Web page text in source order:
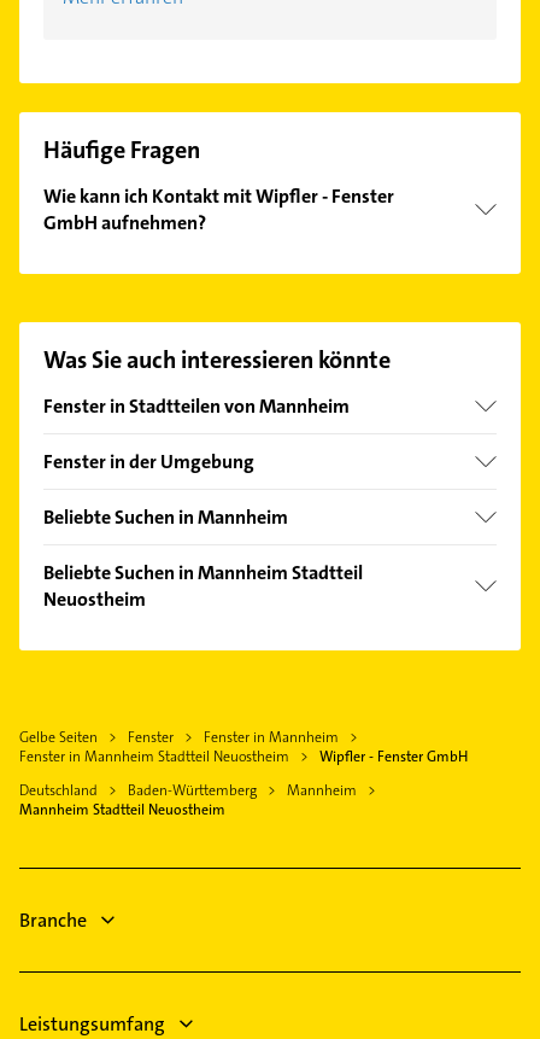
Häufige Fragen
Wie kann ich Kontakt mit Wipfler - Fenster
GmbH aufnehmen?
Kontaktmöglichkeiten wie Adresse oder Mail in
finden Sie alleKontaktdaten.
Was Sie auch interessieren könnte
Fenster in Stadtteilen von Mannheim
Friedrichsfeld
Neckarau
Sandhofen
Fenster in der Umgebung
Ilvesheim
Viernheim
Brühl Baden
Mutterstadt
Eppelheim Baden
Beliebte Suchen in Mannheim
Phoniatrie
Logopädie
Steuerberater
Gartenbau & Landschaftsbau
Bauunternehmen
Immobilienmakler
Beliebte Suchen in Mannheim Stadtteil
Neuostheim
Gasinstallateur
Sanitärinstallation
Hausarzt
Physikalische Therapie
Gelbe Seiten Fenster
Fenster in Mannheim
Fenster in Mannheim Stadtteil Neuostheim
Wipfler - Fenster GmbH
Deutschland
Baden-Württemberg
Mannheim
Mannheim Stadtteil Neuostheim
Branche
Leistungsumfang